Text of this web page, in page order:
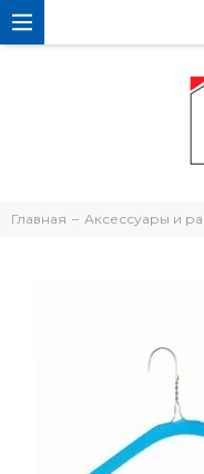
Главная Аксессуары и